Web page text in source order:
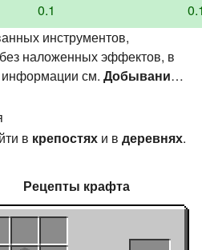
0.1
инструментов,
наложенных эффектов, в
см. Добывание
в крепостях и в деревнях.
Рецепты крафта